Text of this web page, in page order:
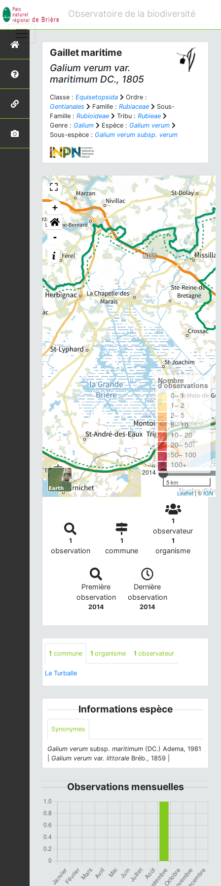
Observatoire de la biodiversité
Gaillet maritime
Galium verum var.
maritimum DC., 1805
Classe : Equisetopsida
Ordre :
Gentianales
Famille : Rubiaceae
Sous-
Famille : Rubioideae Tribu : Rubieae
Genre : Galium Espèce : Galium verum
Sous-espèce : Galium verum subsp. verum
+
-
2014
Nombre
Nombre
d'observations
0– 1
1– 2
2– 5
5– 10
10– 20
20– 50
50– 100
100+
5 km
Leaflet| ©IGN
1
observation
1
commune
1
observateur
1
organisme
Première
observation
2014
Dernière
observation
2014
1 commune 1 organisme 1 observateur
La Turballe
Informations espèce
Synonymes
Galium verum subsp. maritimum (DC.) Adema, 1981
Galium verum var. littorale Bréb., 1859 |
Observations mensuelles